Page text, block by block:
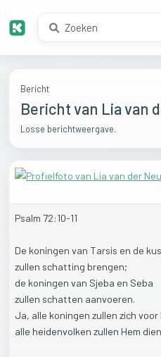
Bericht
Bericht van Lia van
Losse berichtweergave.
Psalm 72:10-11
De koningen van Tarsis en de
zullen schatting brengen;
de koningen van Sjeba en Seba
zullen schatten aanvoeren.
Ja, alle koningen zullen zich voor
alle heidenvolken zullen Hem